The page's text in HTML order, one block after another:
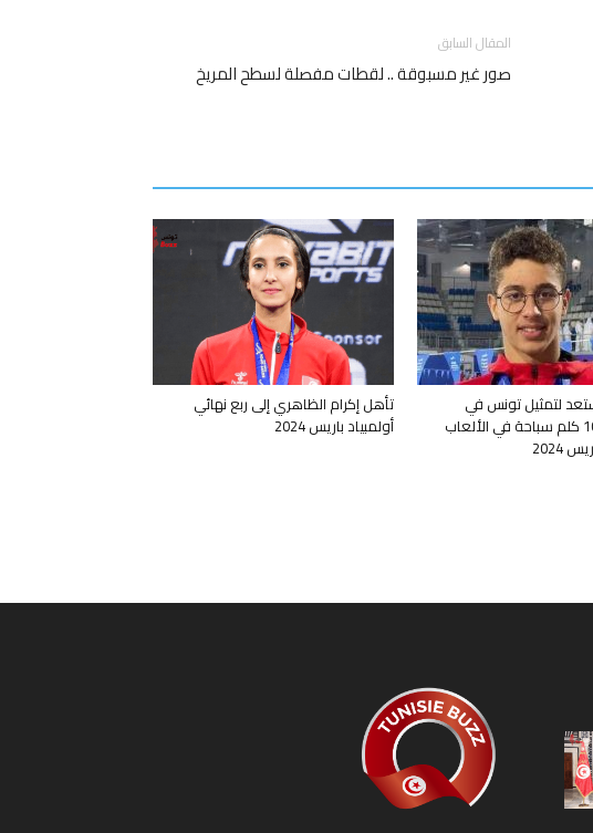
المقال السابق
صور غير مسبوقة .. لقطات مفصلة لسطح المريخ
تأهل إكرام الظاهري إلى ربع نهائي
أولمبياد باريس 2024
لتمثيل تونس في
منافسات 10 كلم سباحة في الألعاب
2024